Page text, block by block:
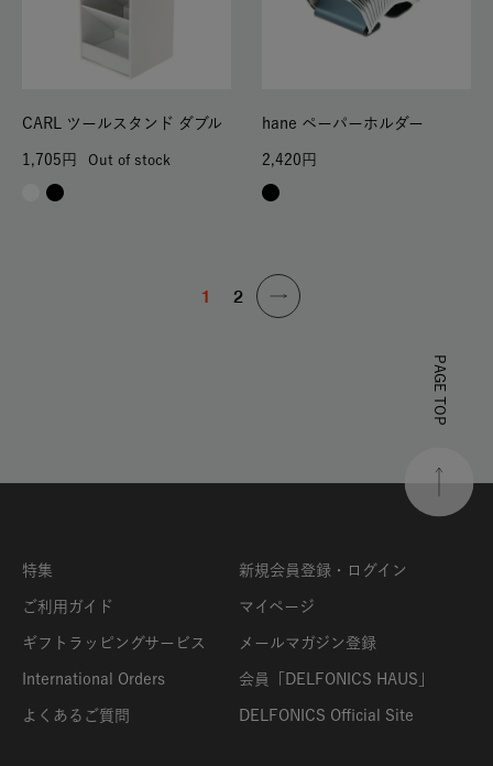
CARL ツールスタンド ダブル
1,705 Out of stock
hane ペーパーホルダー
2,420
1 2
PAGE TOP
特集
ご利用ガイド
ギフトラッピングサービス
International Orders
よくあるご質問
新規会員登録・ログイン
マイページ
メールマガジン登録
会員「DELFONICS HAUS」
DELFONICS Official Site